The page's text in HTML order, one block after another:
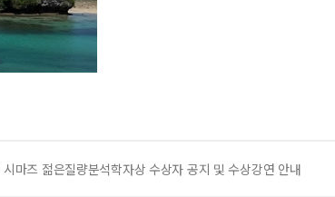
마즈 젊은질량분석학자상 수상자 공지 및 수상강연 안내